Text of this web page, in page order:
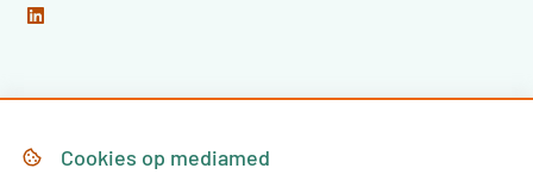
HomeCookies op mediamed